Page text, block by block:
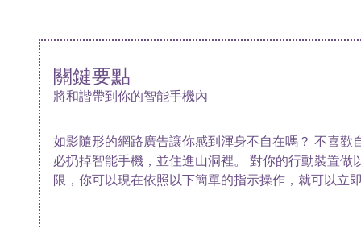
關鍵要點
將和諧帶到你的智能手機內
如影隨形的網路廣告讓你感到渾身不自在嗎？ 不喜
必扔掉智能手機，並住進山洞裡。 對你的行動裝置
限，你可以現在依照以下簡單的指示操作，就可以立